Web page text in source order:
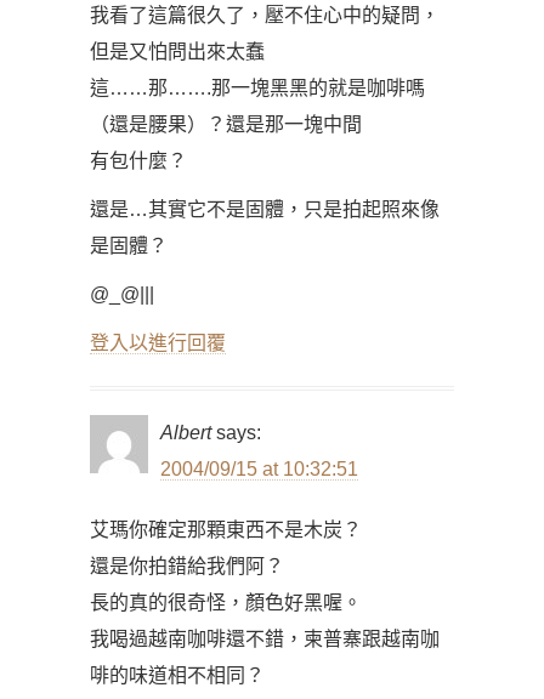
我看了這篇很久了，壓不住心中的疑問，
但是又怕問出來太蠢
這……那…….那一塊黑黑的就是咖啡嗎
（還是腰果）？還是那一塊中間
有包什麼？
還是…其實它不是固體，只是拍起照來像
是固體？
@_@|||
登入以進行回覆
Albert says:
2004/09/15 at 10:32:51
艾瑪你確定那顆東西不是木炭？
還是你拍錯給我們阿？
長的真的很奇怪，顏色好黑喔。
我喝過越南咖啡還不錯，柬普寨跟越南咖
啡的味道相不相同？